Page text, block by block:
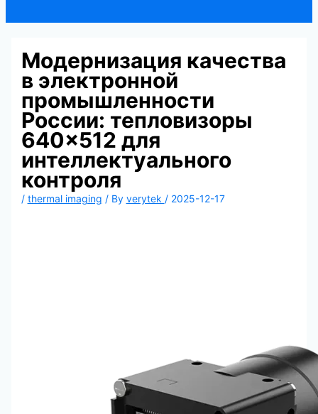
Модернизация качества
в электронной
промышленности
России: тепловизоры
640×512 для
интеллектуального
контроля
/ thermal imaging / By verytek / 2025-12-17